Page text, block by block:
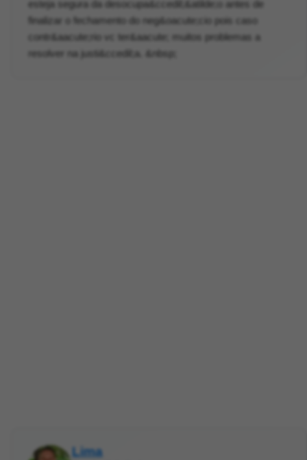
esteja segura da desocupa&ccedil;&atilde;o antes de
finalizar o fechamento do neg&oacute;cio pois caso
contr&aacute;rio vc ter&aacute; muitos problemas a
resolver na justi&ccedil;a. &nbsp;
Lima